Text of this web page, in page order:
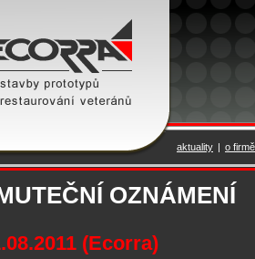
aktuality | o firmě
OZNÁMENÍ
(Ecorra)